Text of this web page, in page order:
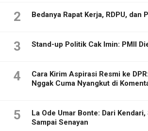
2 Bedanya Rapat Kerja, RDPU, dan
3 Stand-up Politik Cak Imin: PMII
4
Cara Kirim Aspirasi Resmi ke
Nggak Cuma Nyangkut di
5
La Ode Umar Bonte: Dari
Sampai Senayan